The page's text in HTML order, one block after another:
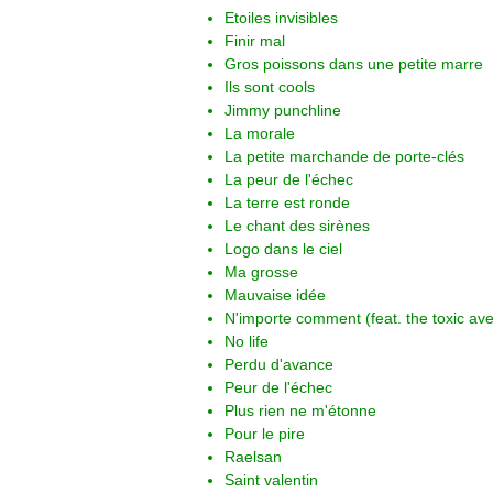
Etoiles invisibles
Finir mal
Gros poissons dans une petite marre
Ils sont cools
Jimmy punchline
La morale
La petite marchande de porte-clés
La peur de l'échec
La terre est ronde
Le chant des sirènes
Logo dans le ciel
Ma grosse
Mauvaise idée
N'importe comment (feat. the toxic
No life
Perdu d'avance
Peur de l'échec
Plus rien ne m'étonne
Pour le pire
Raelsan
Saint valentin